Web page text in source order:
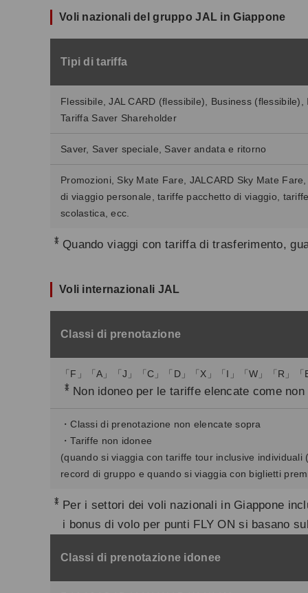
Voli nazionali del gruppo JAL in Giappone
Tipi di tariffa
Flessibile, JAL CARD (flessibile), Business
Tariffa Saver Shareholder
Saver, Saver speciale, Saver andata e ritorno
Promozioni, Sky Mate Fare, JALCARD Sky Mate
di viaggio personale, tariffe pacchetto di viaggio,
scolastica, ecc.
* Quando viaggi con tariffa di trasferimento,
Voli internazionali JAL
Classi di prenotazione
「F」「A」「J」「C」「D」「X」「I」「W」「R」
* Non idoneo per le tariffe elencate come
・Classi di prenotazione non elencate sopra
・Tariffe non idonee
(quando si viaggia con tariffe tour inclusive
record di gruppo e quando si viaggia con biglietti
* Per i settori dei voli nazionali in Giappone
i bonus di volo per punti FLY ON si basano
Classi di prenotazione idonee